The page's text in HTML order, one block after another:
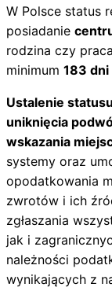
W Polsce status
posiadanie
rodzina czy
minimum 183
Ustalenie
uniknięcia
wskazania
systemy oraz
opodatkowania
zwrotów i ich
zgłaszania
jak i
należności
wynikających z